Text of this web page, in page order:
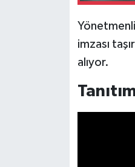
imzası
alıyor.